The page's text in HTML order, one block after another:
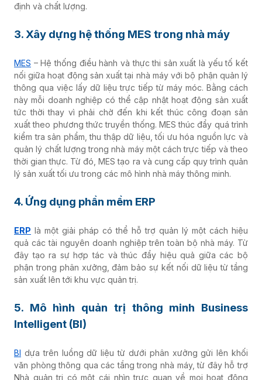
định và chất lượng.
3. Xây dựng hệ thống MES trong nhà máy
MES – Hệ thống điều hành và thực thi sản xuất là yếu tố kết
nối giữa hoạt động sản xuất tại nhà máy với bộ phận quản lý
thông qua việc lấy dữ liệu trực tiếp từ máy móc. Bằng cách
này mỗi doanh nghiệp có thể cập nhật hoạt động sản xuất
tức thời thay vì phải chờ đến khi kết thúc công đoạn sản
xuất theo phương thức truyền thống. MES thúc đẩy quá trình
kiểm tra sản phẩm, thu thập dữ liệu, tối ưu hóa nguồn lực và
quản lý chất lượng trong nhà máy một cách trực tiếp và theo
thời gian thực. Từ đó, MES tạo ra và cung cấp quy trình quản
lý sản xuất tối ưu trong các mô hình nhà máy thông minh.
4. Ứng dụng phần mềm ERP
ERP là một giải pháp có thể hỗ trợ quản lý một cách hiệu
quả các tài nguyên doanh nghiệp trên toàn bộ nhà máy. Từ
đây tạo ra sự hợp tác và thúc đẩy hiệu quả giữa các bộ
phận trong phân xưởng, đảm bảo sự kết nối dữ liệu từ tầng
sản xuất lên tới khu vực quản trị.
5. Mô hình quản trị thông minh Business
Intelligent (BI)
BI dựa trên luồng dữ liệu từ dưới phân xưởng gửi lên khối
văn phòng thông qua các tầng trong nhà máy, từ đây hỗ trợ
Nhà quản trị có một cái nhìn trực quan về mọi hoạt động